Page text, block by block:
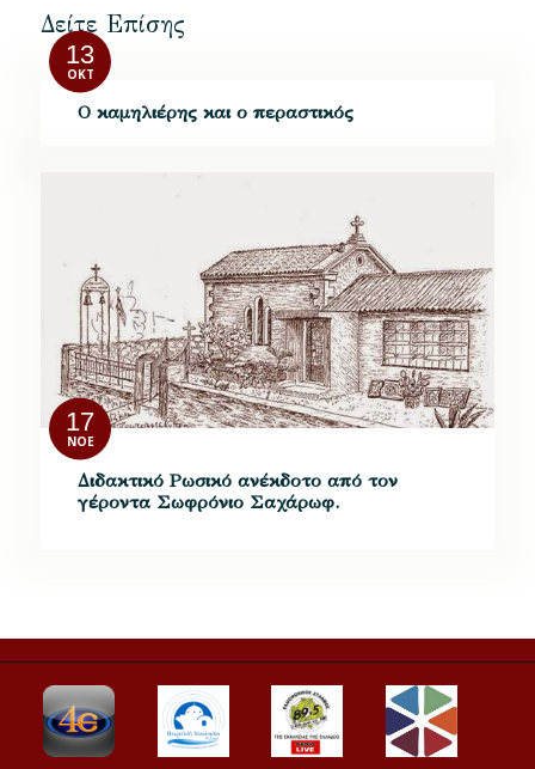
Δείτε Επίσης
13
ΟΚΤ
Ο καμηλιέρης και ο περαστικός
17
ΝΟΈ
Διδακτικό Ρωσικό ανέκδοτο από τον
γέροντα Σωφρόνιο Σαχάρωφ.